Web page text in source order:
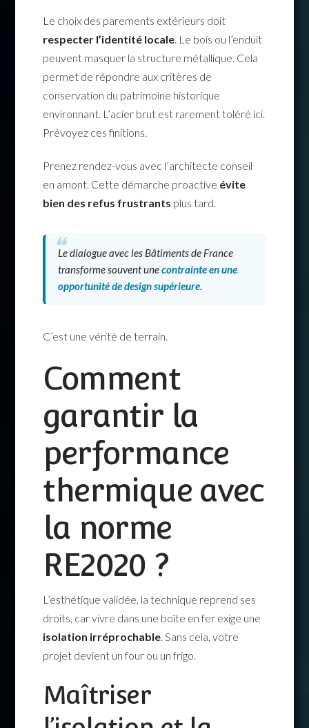
Le choix des parements extérieurs doit
respecter l’identité locale. Le bois ou l’enduit
peuvent masquer la structure métallique. Cela
permet de répondre aux critères de
conservation du patrimoine historique
environnant. L’acier brut est rarement toléré ici.
Prévoyez ces finitions.
Prenez rendez-vous avec l’architecte conseil
en amont. Cette démarche proactive évite
bien des refus frustrants plus tard.
Le dialogue avec les Bâtiments de France
transforme souvent unecontrainte en une
opportunité de design supérieure.
C’est une vérité de terrain.
Comment
garantir la
performance
thermique avec
la norme
RE2020 ?
L’esthétique validée, la technique reprend ses
droits, car vivre dans une boîte en fer exige une
isolation irréprochable. Sans cela, votre
projet devient un four ou un frigo.
Maîtriser